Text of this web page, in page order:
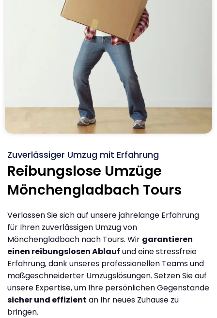
Zuverlässiger Umzug mit Erfahrung
Reibungslose Umzüge
Mönchengladbach Tours
Verlassen Sie sich auf unsere jahrelange Erfahrung
für Ihren zuverlässigen Umzug von
Mönchengladbach nach Tours. Wir garantieren
einen reibungslosen Ablauf und eine stressfreie
Erfahrung, dank unseres professionellen Teams und
maßgeschneiderter Umzugslösungen. Setzen Sie auf
unsere Expertise, um Ihre persönlichen Gegenstände
sicher und effizient an Ihr neues Zuhause zu
bringen.